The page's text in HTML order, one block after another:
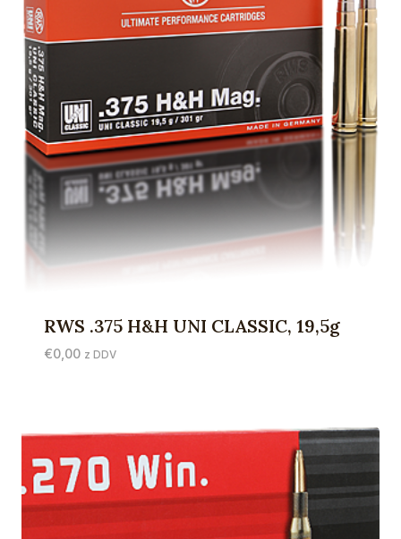
RWS .375 H&H UNI CLASSIC, 19,5g
€0,00 z DDV